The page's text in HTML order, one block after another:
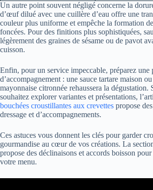
Un autre point souvent négligé concerne la
d’œuf dilué avec une cuillère d’eau offre une
couleur plus uniforme et empêche la formation
foncées. Pour des finitions plus sophistiquées,
légèrement des graines de sésame ou de pavot
cuisson.
Enfin, pour un service impeccable, préparez une
d’accompagnement : une sauce tartare maison
mayonnaise citronnée rehaussera la dégustation.
souhaitez explorer variantes et présentations,
bouchées croustillantes aux crevettes propose
dressage et d’accompagnements.
Ces astuces vous donnent les clés pour garder
gourmandise au cœur de vos créations. La
propose des déclinaisons et accords boisson
votre menu.